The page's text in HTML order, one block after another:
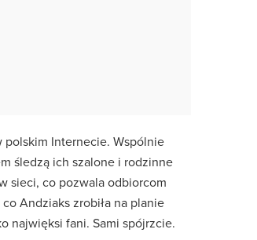
polskim Internecie. Wspólnie
śledzą ich szalone i rodzinne
sieci, co pozwala odbiorcom
Andziaks zrobiła na planie
najwięksi fani. Sami spójrzcie.